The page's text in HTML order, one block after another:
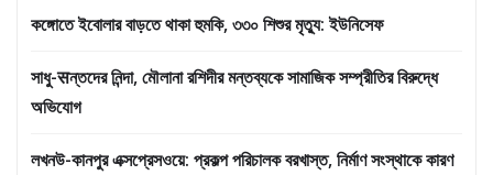
কঙ্গোতে ইবোলার বাড়তে থাকা হুমকি, ৩৩০ শিশুর মৃত্যু: ইউনিসেফ
সাধু-सন্তদের নিন্দা, মৌলানা রশিদীর মন্তব্যকে সামাজিক সম্প্রীতির বিরুদ্ধে
অভিযোগ
লখনউ-কানপুর এক্সপ্রেসওয়ে: প্রকল্প পরিচালক বরখাস্ত, নির্মাণ সংস্থাকে কারণ